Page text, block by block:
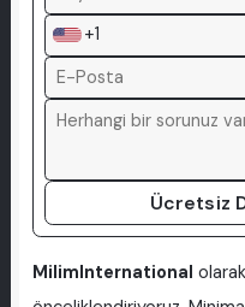
+1
Ücretsiz
MilimInternational